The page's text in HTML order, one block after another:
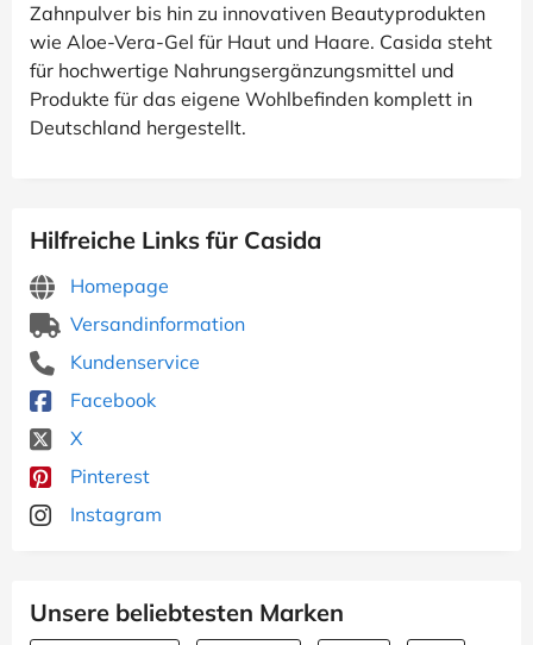
Zahnpulver bis hin zu innovativen Beautyprodukten
wie Aloe-Vera-Gel für Haut und Haare. Casida steht
für hochwertige Nahrungsergänzungsmittel und
Produkte für das eigene Wohlbefinden komplett in
Deutschland hergestellt.
Hilfreiche Links für Casida
Homepage
Versandinformation
Kundenservice
Facebook
X
Pinterest
Instagram
Unsere beliebtesten Marken